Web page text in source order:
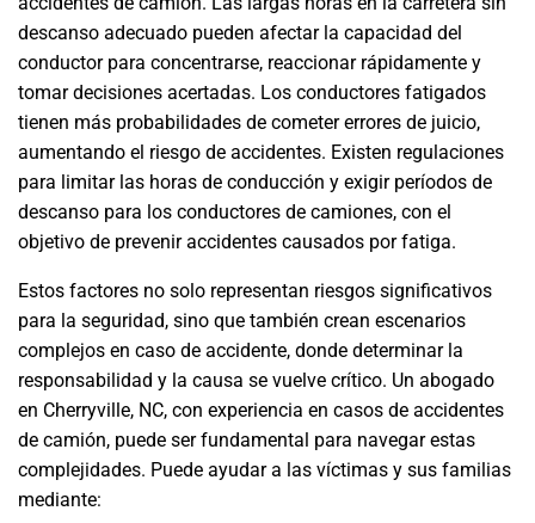
descanso adecuado pueden afectar la capacidad del
conductor para concentrarse, reaccionar rápidamente y
tomar decisiones acertadas. Los conductores fatigados
tienen más probabilidades de cometer errores de juicio,
aumentando el riesgo de accidentes. Existen regulaciones
para limitar las horas de conducción y exigir períodos de
descanso para los conductores de camiones, con el
objetivo de prevenir accidentes causados por fatiga.
Estos factores no solo representan riesgos significativos
para la seguridad, sino que también crean escenarios
complejos en caso de accidente, donde determinar la
responsabilidad y la causa se vuelve crítico. Un abogado
en Cherryville, NC, con experiencia en casos de accidentes
de camión, puede ser fundamental para navegar estas
complejidades. Puede ayudar a las víctimas y sus familias
mediante: